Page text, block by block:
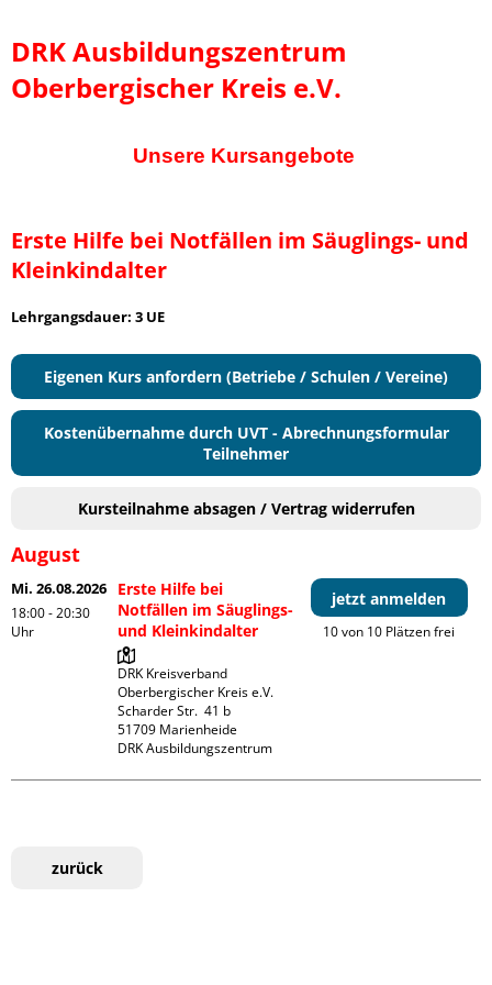
DRK Ausbildungszentrum
Oberbergischer Kreis e.V.
Unsere Kursangebote
Erste Hilfe bei Notfällen im Säuglings- und
Kleinkindalter
Lehrgangsdauer: 3 UE
Eigenen Kurs anfordern (Betriebe / Schulen / Vereine)
Kostenübernahme durch UVT - Abrechnungsformular
Teilnehmer
Kursteilnahme absagen / Vertrag widerrufen
August
Mi. 26.08.2026
18:00 - 20:30
Uhr
Erste Hilfe bei
Notfällen im Säuglings-
und Kleinkindalter
DRK Kreisverband
Oberbergischer Kreis e.V.
Scharder Str.  41 b
51709 Marienheide
DRK Ausbildungszentrum
jetzt anmelden
10 von 10 Plätzen frei
zurück